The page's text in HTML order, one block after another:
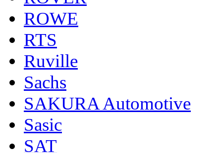
ROWE
RTS
Ruville
Sachs
SAKURA Automotive
Sasic
SAT